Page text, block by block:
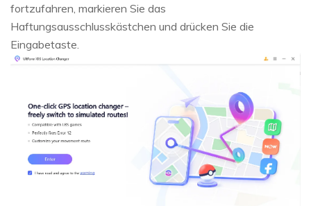
fortzufahren, markieren Sie das
Haftungsausschlusskästchen und drücken Sie die
Eingabetaste.